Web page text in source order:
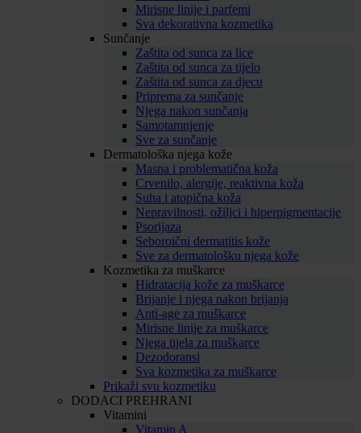
Mirisne linije i parfemi
Sva dekorativna kozmetika
Sunčanje
Zaštita od sunca za lice
Zaštita od sunca za tijelo
Zaštita od sunca za djecu
Priprema za sunčanje
Njega nakon sunčanja
Samotamnjenje
Sve za sunčanje
Dermatološka njega kože
Masna i problematična koža
Crvenilo, alergije, reaktivna koža
Suha i atopična koža
Nepravilnosti, ožiljci i hiperpigmentacije
Psorijaza
Seboroični dermatitis kože
Sve za dermatološku njega kože
Kozmetika za muškarce
Hidratacija kože za muškarce
Brijanje i njega nakon brijanja
Anti-age za muškarce
Mirisne linije za muškarce
Njega tijela za muškarce
Dezodoransi
Sva kozmetika za muškarce
Prikaži svu kozmetiku
DODACI PREHRANI
Vitamini
Vitamin A